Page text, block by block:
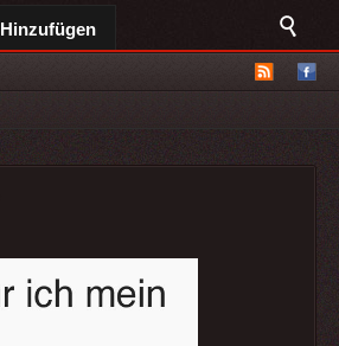
Hinzufügen